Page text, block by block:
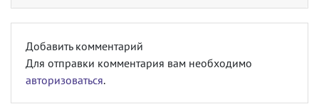
Добавить комментарий
Для отправки комментария вам необходимо
авторизоваться.